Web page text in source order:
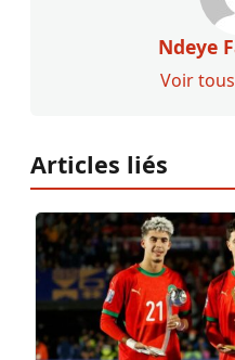
Ndeye
Voir
Articles liés